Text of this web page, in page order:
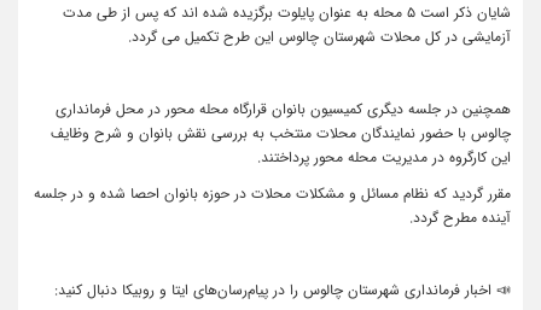
شایان ذکر است ۵ محله به عنوان پایلوت برگزیده شده اند که پس از طی مدت
آزمایشی در کل محلات شهرستان چالوس این طرح تکمیل می گردد.
همچنین در جلسه دیگری کمیسیون بانوان قرارگاه محله محور در محل فرمانداری
چالوس با حضور نمایندگان محلات منتخب به بررسی نقش بانوان و شرح وظایف
این کارگروه در مدیریت محله محور پرداختند.
مقرر گردید که نظام مسائل و مشکلات محلات در حوزه بانوان احصا شده و در جلسه
آینده مطرح گردد.
📣 اخبار فرمانداری شهرستان چالوس را در پیام‌رسان‌های ایتا و روبیکا دنبال کنید: